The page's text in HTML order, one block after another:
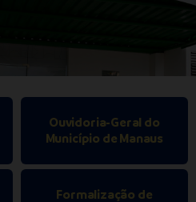
Ouvidoria-Geral do
Município de Manaus
Formalização de